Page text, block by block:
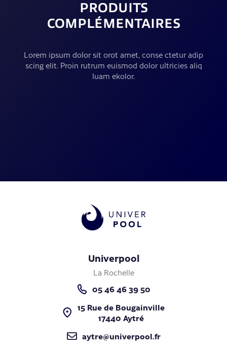
PRODUITS
COMPLÉMENTAIRES
Lorem ipsum dolor sit orot amet, conse ctetur adip
scing elit. Proin rutrum euismod dolor ultricies aliq
luam ekolor.
Univerpool
La Rochelle
05 46 46 39 50
15 Rue de Bougainville
17440 Aytré
aytre@univerpool.fr